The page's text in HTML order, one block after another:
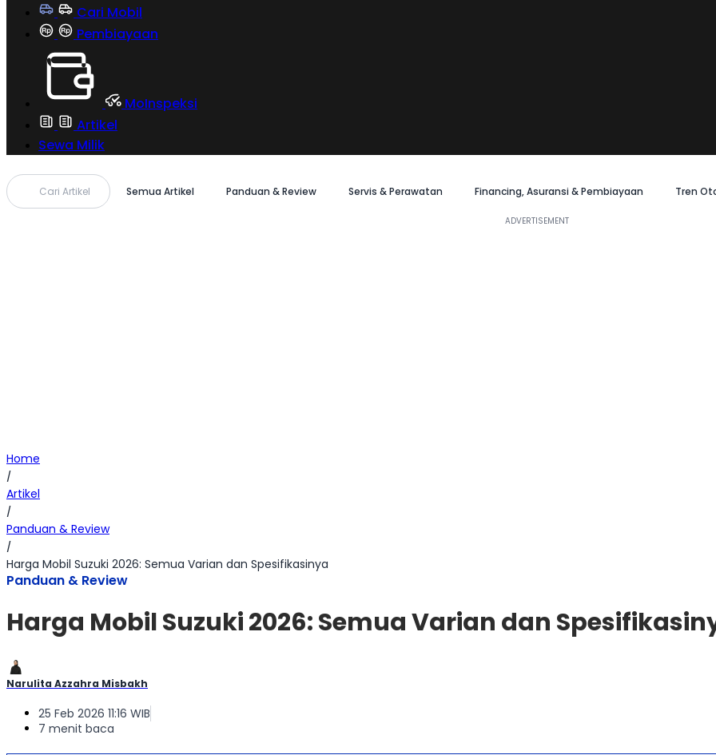
Cari Mobil
Pembiayaan
MoInspeksi
Artikel
Sewa Milik
Cari Artikel Semua Artikel Panduan & Review Servis & Perawatan Financing, Asuransi & Pembiayaan Tren
Home
/
Artikel
/
Panduan & Review
/
Harga Mobil Suzuki 2026: Semua Varian dan Spesifikasinya
Panduan & Review
Harga Mobil Suzuki 2026: Semua Varian dan
Narulita Azzahra Misbakh
25 Feb 2026 11:16 WIB
7 menit baca